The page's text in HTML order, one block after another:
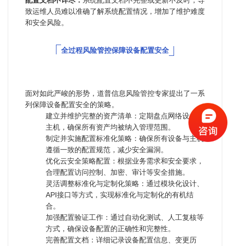
致运维人员难以准确了解系统配置情况，增加了维护难度
和安全风险。
全过程风险管控保障设备配置安全
面对如此严峻的形势，道普信息风险管控专家提出了一系
列保障设备配置安全的策略。
建立并维护完整的资产清单：定期盘点网络设备与
主机，确保所有资产均被纳入管理范围。
制定并实施配置标准化策略：确保所有设备与主机
遵循一致的配置规范，减少安全漏洞。
优化云安全策略配置：根据业务需求和安全要求，
合理配置访问控制、加密、审计等安全措施。
灵活调整标准化与定制化策略：通过模块化设计、
API接口等方式，实现标准化与定制化的有机结
合。
加强配置验证工作：通过自动化测试、人工复核等
方式，确保设备配置的正确性和完整性。
完善配置文档：详细记录设备配置信息、变更历